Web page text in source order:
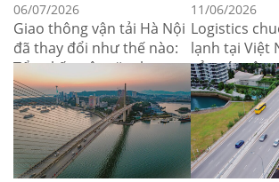
06/07/2026
Giao thông vận tải Hà Nội
đã thay đổi như thế nào:
Tổng kết một năm hoạt
động
11/06/2026
Logistics
lạnh tại Việt
của các
và cơ hội